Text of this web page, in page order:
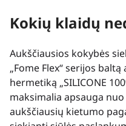
Kokių klaidų
Aukščiausios kokybės
„Fome Flex“ serijos
hermetiką „SILICONE
maksimalia apsauga
aukščiausių kietumo